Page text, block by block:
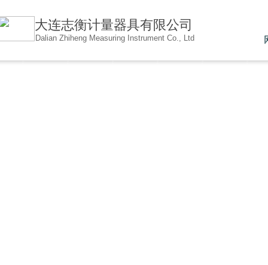
大连志衡计量器具有限公司
Dalian Zhiheng Measuring Instrument Co., Ltd